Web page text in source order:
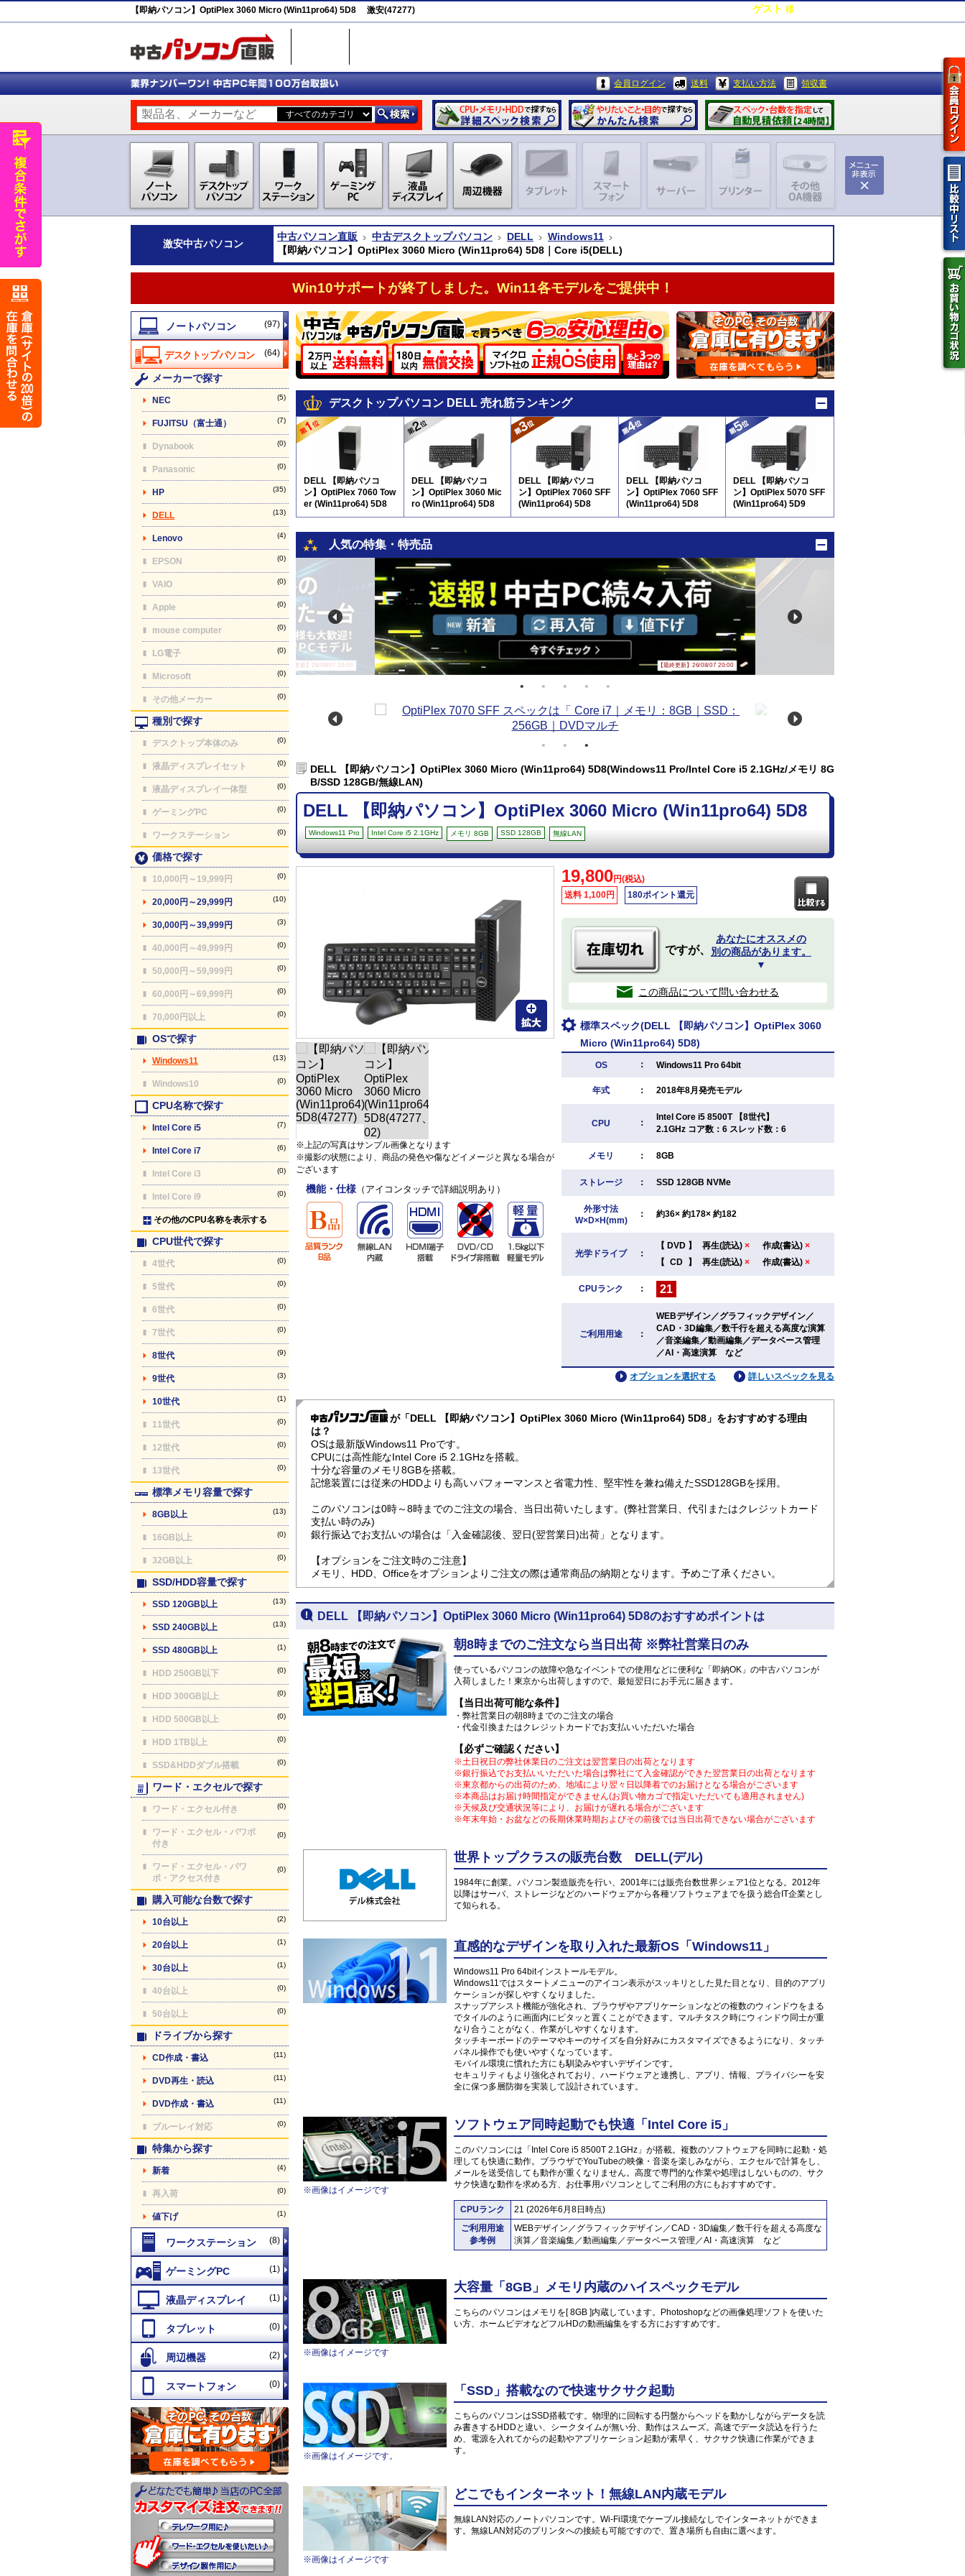
【即納パソコン】OptiPlex 3060 Micro (Win11pro64) 5D8 激安(47277) ゲスト 様
会員ログイン 送料 支払い方法 領収書
激安中古パソコン
中古パソコン直販 中古デスクトップパソコン DELL
Windows11
【即納パソコン】OptiPlex 3060 Micro (Win11pro64) 5D8｜Core i5(DELL)
Win10サポートが終了しました。Win11各モデルをご提供中！
(97)
(64)
メーカーで探す
NEC (5)
FUJITSU（富士通） (7)
Dynabook (0)
Panasonic (0)
HP (35)
DELL (13)
Lenovo (4)
EPSON (0)
VAIO (0)
Apple (0)
mouse computer (0)
LG電子 (0)
Microsoft (0)
その他メーカー (0)
種別で探す
デスクトップ本体のみ (0)
液晶ディスプレイセット (0)
液晶ディスプレイ一体型 (0)
ゲーミングPC (0)
ワークステーション (0)
価格で探す
10,000円～19,999円 (0)
20,000円～29,999円 (10)
30,000円～39,999円 (3)
40,000円～49,999円 (0)
50,000円～59,999円 (0)
60,000円～69,999円 (0)
70,000円以上 (0)
OSで探す
Windows11 (13)
Windows10 (0)
CPU名称で探す
Intel Core i5 (7)
Intel Core i7 (6)
Intel Core i3 (0)
Intel Core i9 (0)
その他のCPU名称を表示する
CPU世代で探す
4世代 (0)
5世代 (0)
6世代 (0)
7世代 (0)
8世代 (9)
9世代 (3)
10世代 (1)
11世代 (0)
12世代 (0)
13世代 (0)
標準メモリ容量で探す
8GB以上 (13)
16GB以上 (0)
32GB以上 (0)
SSD/HDD容量で探す
SSD 120GB以上 (13)
SSD 240GB以上 (13)
SSD 480GB以上 (1)
HDD 250GB以下 (0)
HDD 300GB以上 (0)
HDD 500GB以上 (0)
HDD 1TB以上 (0)
SSD&HDDダブル搭載 (0)
ワード・エクセルで探す
ワード・エクセル付き (0)
ワード・エクセル・パワポ
付き
(0)
ワード・エクセル・パワ
ポ・アクセス付き
(0)
購入可能な台数で探す
10台以上 (2)
20台以上 (1)
30台以上 (1)
40台以上 (0)
50台以上 (0)
ドライブから探す
CD作成・書込 (11)
DVD再生・読込 (11)
DVD作成・書込 (11)
ブルーレイ対応 (0)
特集から探す
新着 (4)
再入荷 (0)
値下げ (1)
(8)
(1)
(1)
(0)
(2)
(0)
デスクトップパソコン DELL 売れ筋ランキング
DELL 【即納パソコ
ン】OptiPlex 7060 Tow
er (Win11pro64) 5D8
DELL 【即納パソコ
ン】OptiPlex 3060 Mic
ro (Win11pro64) 5D8
DELL 【即納パソコ
ン】OptiPlex 7060 SFF
(Win11pro64) 5D8
DELL 【即納パソコ
ン】OptiPlex 7060 SFF
(Win11pro64) 5D8
DELL 【即納パソコ
ン】OptiPlex 5070 SFF
(Win11pro64) 5D9
人気の特集・特売品
【最終更新】26/08/07 20:00 【最終更新】26/08/07 20:00
DELL 【即納パソコン】OptiPlex 3060 Micro (Win11pro64) 5D8(Windows11 Pro/Intel Core i5 2.1GHz/メモリ 8G
B/SSD 128GB/無線LAN)
DELL 【即納パソコン】OptiPlex 3060 Micro (Win11pro64) 5D8
Windows11 Pro Intel Core i5 2.1GHz メモリ 8GB SSD 128GB 無線LAN
※上記の写真はサンプル画像となります
※撮影の状態により、商品の発色や傷などイメージと異なる場合が
ございます
機能・仕様 （アイコンタッチで詳細説明あり）
19,800円(税込)
送料 1,100円
180ポイント還元
ですが、
あなたにオススメの
別の商品があります。
▼
この商品について問い合わせる
標準スペック(DELL 【即納パソコン】OptiPlex 3060
Micro (Win11pro64) 5D8)
OS ： Windows11 Pro 64bit
年式 ： 2018年8月発売モデル
CPU ：
Intel Core i5 8500T 【8世代】
2.1GHz コア数：6 スレッド数：6
メモリ ： 8GB
ストレージ ： SSD 128GB NVMe
外形寸法
W×D×H(mm)
： 約36× 約178× 約182
光学ドライブ ：
【 DVD 】 再生(読込) × 作成(書込) ×
【 CD 】 再生(読込) × 作成(書込) ×
CPUランク ： 21
ご利用用途 ：
WEBデザイン／グラフィックデザイン／
CAD・3D編集／数千行を超える高度な演算
／音楽編集／動画編集／データベース管理
／AI・高速演算 など
詳しいスペックを見る
オプションを選択する
が「DELL 【即納パソコン】OptiPlex 3060 Micro (Win11pro64) 5D8」をおすすめする理由
は？
OSは最新版Windows11 Proです。
CPUには高性能なIntel Core i5 2.1GHzを搭載。
十分な容量のメモリ8GBを搭載。
記憶装置には従来のHDDよりも高いパフォーマンスと省電力性、堅牢性を兼ね備えたSSD128GBを採用。
このパソコンは0時～8時までのご注文の場合、当日出荷いたします。(弊社営業日、代引またはクレジットカード
支払い時のみ)
銀行振込でお支払いの場合は「入金確認後、翌日(翌営業日)出荷」となります。
【オプションをご注文時のご注意】
メモリ、HDD、Officeをオプションよりご注文の際は通常商品の納期となります。予めご了承ください。
DELL 【即納パソコン】OptiPlex 3060 Micro (Win11pro64) 5D8のおすすめポイントは
朝8時までのご注文なら当日出荷 ※弊社営業日のみ
使っているパソコンの故障や急なイベントでの使用などに便利な「即納OK」の中古パソコンが
入荷しました！東京から出荷しますので、最短翌日にお手元に届きます。
【当日出荷可能な条件】
・弊社営業日の朝8時までのご注文の場合
・代金引換またはクレジットカードでお支払いいただいた場合
【必ずご確認ください】
※土日祝日の弊社休業日のご注文は翌営業日の出荷となります
※銀行振込でお支払いいただいた場合は弊社にて入金確認ができた翌営業日の出荷となります
※東京都からの出荷のため、地域により翌々日以降着でのお届けとなる場合がございます
※本商品はお届け時間指定ができません(お買い物カゴで指定いただいても適用されません)
※天候及び交通状況等により、お届けが遅れる場合がございます
※年末年始・お盆などの長期休業時期およびその前後では当日出荷できない場合がございます
世界トップクラスの販売台数 DELL(デル)
1984年に創業。パソコン製造販売を行い、2001年には販売台数世界シェア1位となる。2012年
以降はサーバ、ストレージなどのハードウェアから各種ソフトウェアまでを扱う総合IT企業とし
て知られる。
直感的なデザインを取り入れた最新OS「Windows11」
Windows11 Pro 64bitインストールモデル。
Windows11ではスタートメニューのアイコン表示がスッキリとした見た目となり、目的のアプリ
ケーションが探しやすくなりました。
スナップアシスト機能が強化され、ブラウザやアプリケーションなどの複数のウィンドウをまる
でタイルのように画面内にピタッと置くことができます。マルチタスク時にウィンドウ同士が重
なり合うことがなく、作業がしやすくなります。
タッチキーボードのテーマやキーのサイズを自分好みにカスタマイズできるようになり、タッチ
パネル操作でも使いやすくなっています。
モバイル環境に慣れた方にも馴染みやすいデザインです。
セキュリティもより強化されており、ハードウェアと連携し、アプリ、情報、プライバシーを安
全に保つ多層防御を実装して設計されています。
※画像はイメージです
ソフトウェア同時起動でも快適「Intel Core i5」
このパソコンには「Intel Core i5 8500T 2.1GHz」が搭載。複数のソフトウェアを同時に起動・処
理しても快適に動作。ブラウザでYouTubeの映像・音楽を楽しみながら、エクセルで計算をし、
メールを送受信しても動作が重くなりません。高度で専門的な作業や処理はしないものの、サク
サク快適な動作を求める方、お仕事用パソコンとしてご利用の方にもおすすめです。
CPUランク
21 (2026年6月8日時点)
ご利用用途
参考例
WEBデザイン／グラフィックデザイン／CAD・3D編集／数千行を超える高度な
演算／音楽編集／動画編集／データベース管理／AI・高速演算 など
※画像はイメージです
大容量「8GB」メモリ内蔵のハイスペックモデル
こちらのパソコンはメモリを[ 8GB ]内蔵しています。Photoshopなどの画像処理ソフトを使いた
い方、ホームビデオなどフルHDの動画編集をする方におすすめです。
※画像はイメージです。
「SSD」搭載なので快速サクサク起動
こちらのパソコンはSSD搭載です。物理的に回転する円盤からヘッドを動かしながらデータを読
み書きするHDDと違い、シークタイムが無い分、動作はスムーズ。高速でデータ読込を行うた
め、電源を入れてからの起動やアプリケーション起動が素早く、サクサク快適に作業ができま
す。
※画像はイメージです
どこでもインターネット！無線LAN内蔵モデル
無線LAN対応のノートパソコンです。Wi-Fi環境でケーブル接続なしでインターネットができま
す。無線LAN対応のプリンタへの接続も可能ですので、置き場所も自由に選べます。